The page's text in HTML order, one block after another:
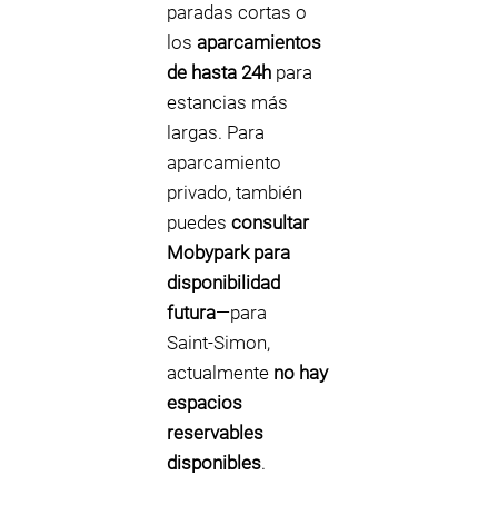
paradas cortas o
los aparcamientos
de hasta 24h para
estancias más
largas. Para
aparcamiento
privado, también
puedes consultar
Mobypark para
disponibilidad
futura—para
Saint‑Simon,
actualmente no hay
espacios
reservables
disponibles.